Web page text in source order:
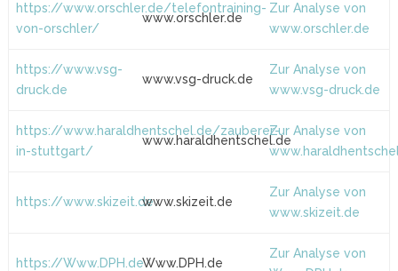
https://www.orschler.de/telefontraining-
von-orschler/
www.orschler.de
Zur Analyse von
www.orschler.de
https://www.vsg-
druck.de
www.vsg-druck.de
Zur Analyse von
www.vsg-druck.de
https://www.haraldhentschel.de/zauberer-
in-stuttgart/
www.haraldhentschel.de
Zur Analyse von
https://www.skizeit.dewww.skizeit.de
Zur Analyse von
www.skizeit.de
https://Www.DPH.deWww.DPH.de
Zur Analyse von